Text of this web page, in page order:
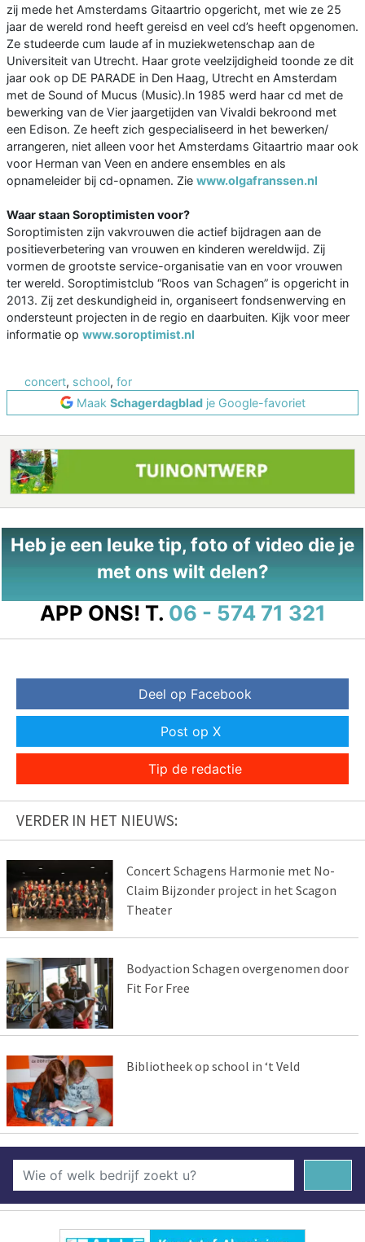
zij mede het Amsterdams Gitaartrio opgericht, met wie ze 25
jaar de wereld rond heeft gereisd en veel cd’s heeft opgenomen.
Ze studeerde cum laude af in muziekwetenschap aan de
Universiteit van Utrecht. Haar grote veelzijdigheid toonde ze dit
jaar ook op DE PARADE in Den Haag, Utrecht en Amsterdam
met de Sound of Mucus (Music).In 1985 werd haar cd met de
bewerking van de Vier jaargetijden van Vivaldi bekroond met
een Edison. Ze heeft zich gespecialiseerd in het bewerken/
arrangeren, niet alleen voor het Amsterdams Gitaartrio maar ook
voor Herman van Veen en andere ensembles en als
opnameleider bij cd-opnamen. Zie www.olgafranssen.nl
Waar staan Soroptimisten voor?
Soroptimisten zijn vakvrouwen die actief bijdragen aan de
positieverbetering van vrouwen en kinderen wereldwijd. Zij
vormen de grootste service-organisatie van en voor vrouwen
ter wereld. Soroptimistclub “Roos van Schagen” is opgericht in
2013. Zij zet deskundigheid in, organiseert fondsenwerving en
ondersteunt projecten in de regio en daarbuiten. Kijk voor meer
informatie op www.soroptimist.nl
concert, school, for
Maak Schagerdagbladje Google-favoriet
Heb je een leuke tip, foto of video die je
met ons wilt delen?
APP ONS! T. 06 - 574 71 321
Deel op Facebook
Post op X
Tip de redactie
VERDER IN HET NIEUWS:
Concert Schagens Harmonie met No-
Claim Bijzonder project in het Scagon
Theater
Bodyaction Schagen overgenomen door
Fit For Free
Bibliotheek op school in ‘t Veld